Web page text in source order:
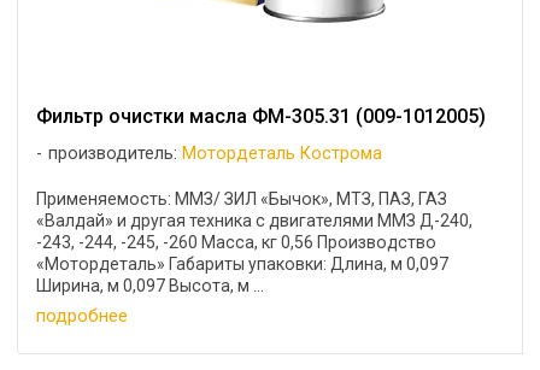
Фильтр очистки масла ФМ-305.31 (009-1012005)
производитель: Мотордеталь Кострома
Применяемость: ММЗ/ ЗИЛ «Бычок», МТЗ, ПАЗ, ГАЗ
«Валдай» и другая техника с двигателями ММЗ Д-240,
-243, -244, -245, -260 Масса, кг 0,56 Производство
«Мотордеталь» Габариты упаковки: Длина, м 0,097
Ширина, м 0,097 Высота, м ...
подробнее